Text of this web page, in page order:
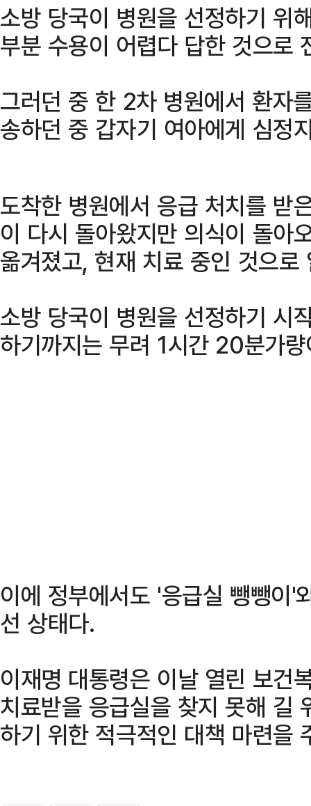
소방 당국이 병원을 선정하기 위
부분 수용이 어렵다 답한 것으로
그러던 중 한 2차 병원에서 환자
송하던 중 갑자기 여아에게 심정
도착한 병원에서 응급 처치를 받
이 다시 돌아왔지만 의식이 돌아
옮겨졌고, 현재 치료 중인 것으로
소방 당국이 병원을 선정하기 시
하기까지는 무려 1시간 20분가
이에 정부에서도 '응급실 뺑뺑이'
선 상태다.
이재명 대통령은 이날 열린 보건
치료받을 응급실을 찾지 못해 길
하기 위한 적극적인 대책 마련을